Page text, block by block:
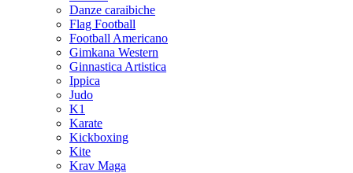
Danze caraibiche
Flag Football
Football Americano
Gimkana Western
Ginnastica Artistica
Ippica
Judo
K1
Karate
Kickboxing
Kite
Krav Maga